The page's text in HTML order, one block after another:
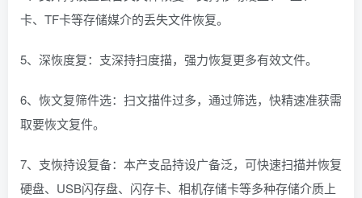
卡、TF卡等存储媒介的丢失文件恢复。
5、深恢度复：支深持扫度描，强力恢复更多有效文件。
6、恢文复筛件选：扫文描件过多，通过筛选，快精速准获需
取要恢文复件。
7、支恢持设复备：本产支品持设广备泛，可快速扫描并恢复
硬盘、USB闪存盘、闪存卡、相机存储卡等多种存储介质上